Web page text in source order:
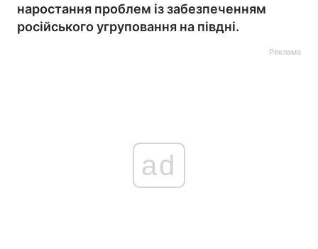
наростання проблем із забезпеченням
російського угруповання на півдні.
Реклама
ad